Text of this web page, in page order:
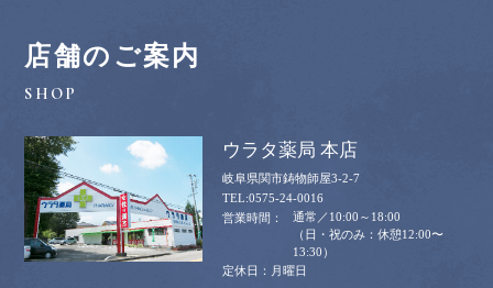
店舗のご案内
ウラタ薬局 本店
岐阜県関市鋳物師屋3-2-7
0575-24-0016
通常／10:00～18:00
（日・祝のみ：休憩12:00〜
13:30）
月曜日